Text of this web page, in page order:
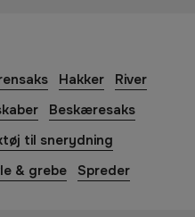
Hakker
River
Beskæresaks
til snerydning
& grebe Spreder